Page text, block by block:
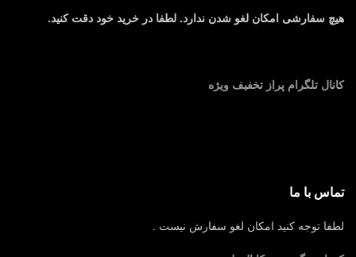
هیچ سفارشی امکان لغو شدن ندارد. لطفا در خرید خود دقت کنید.
کانال تلگرام پراز تخفیف ویژه
تماس با ما
لطفا توجه کنید امکان لغو سفارش نیست .